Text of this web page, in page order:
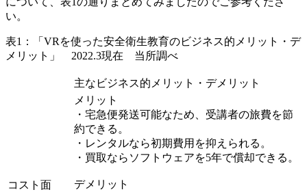
い。
表1：「VRを使った安全衛生教育のビジネス的メリット・デ
メリット」 2022.3現在 当所調べ
主なビジネス的メリット・デメリット
コスト面
メリット
・宅急便発送可能なため、受講者の旅費を節
約できる。
・レンタルなら初期費用を抑えられる。
・買取ならソフトウェアを5年で償却できる。
デメリット